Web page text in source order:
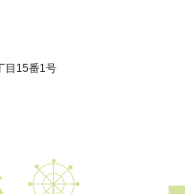
目15番1号